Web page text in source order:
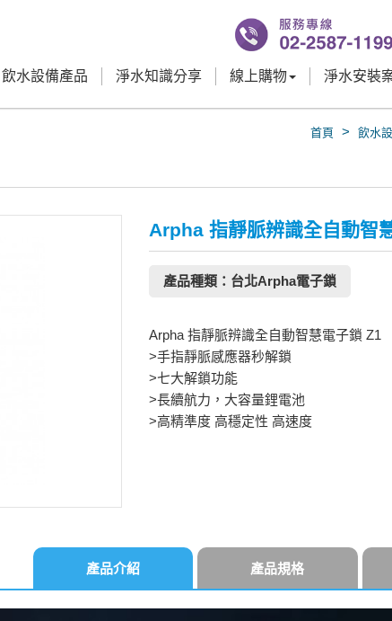
飲水設備產品 淨水知識分享 線上購物 淨水安裝
首頁 > 飲水
Arpha 指靜脈辨識全自動智
產品種類：台北Arpha電子鎖
Arpha 指靜脈辨識全自動智慧電子鎖 Z1
>手指靜脈感應器秒解鎖
>七大解鎖功能
>長續航力，大容量鋰電池
>高精準度 高穩定性 高速度
產品介紹 產品規格